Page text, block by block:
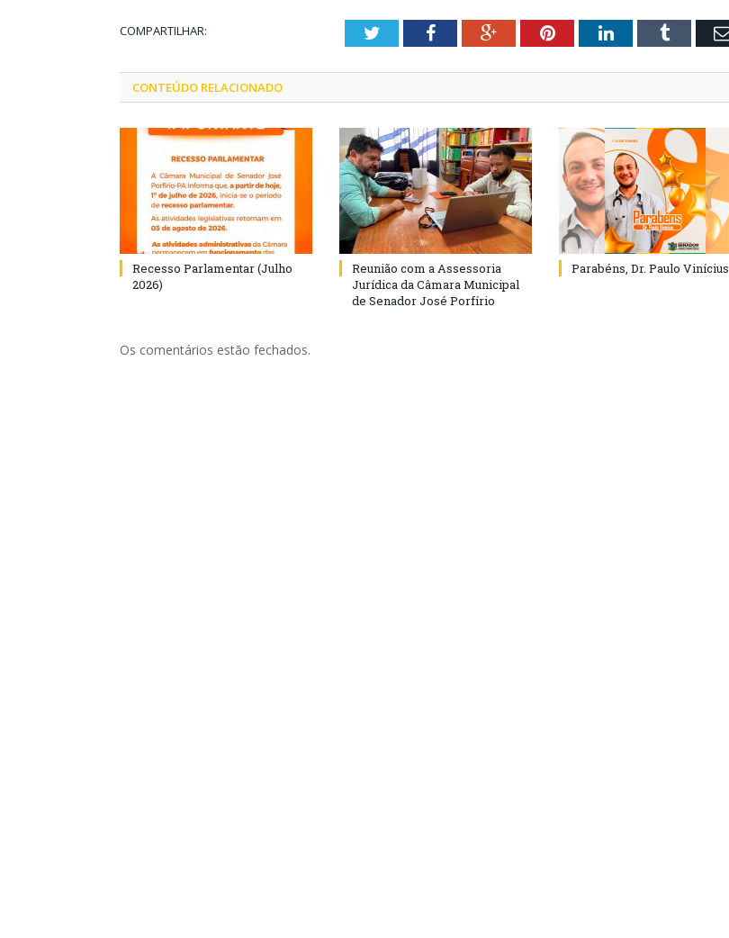
COMPARTILHAR: TwitterFacebookGoogle+PinterestLinkedInTumblr
CONTEÚDO RELACIONADO
Recesso Parlamentar (Julho
2026)
Reunião com a Assessoria
Jurídica da Câmara Municipal
de Senador José Porfírio
Parabéns, Dr. Paulo Vinícius
Os comentários estão fechados.